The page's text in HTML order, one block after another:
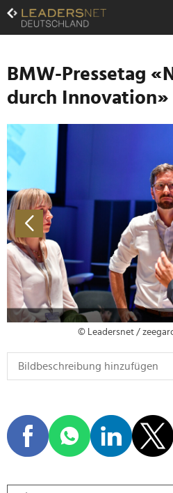
Zum
Inhalt
Zur
Navigation
Zur
Hauptnavigation
BMW-Pressetag
durch Innovation»
© Leadersnet /